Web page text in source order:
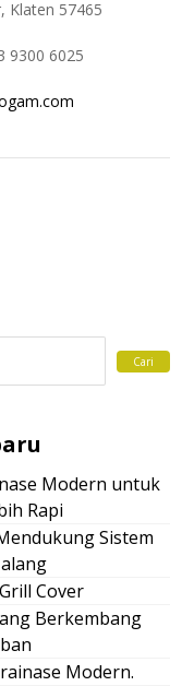
Klaten 57465
9300 6025
Modern untuk
Rapi
Sistem
Cover
Berkembang
Modern.